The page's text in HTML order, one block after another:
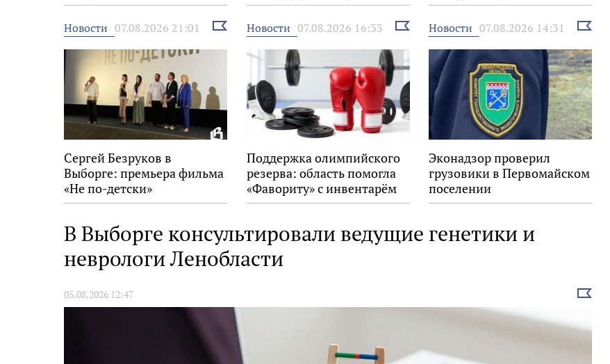
выставка
Новости 07.08.2026 21:01
Выбрать
новость
Сергей Безруков в
Выборге: премьера фильма
«Не по-детски»
Новости 07.08.2026 16:33
Выбрать
новость
Поддержка олимпийского
резерва: область помогла
«Фавориту» с инвентарём
Новости 07.08.2026 14:31
Выбрать
Эконадзор проверил
грузовики в Первомайском
поселении
В Выборге консультировали ведущие генетики и
неврологи Ленобласти
05.08.2026 12:47
Выбрать